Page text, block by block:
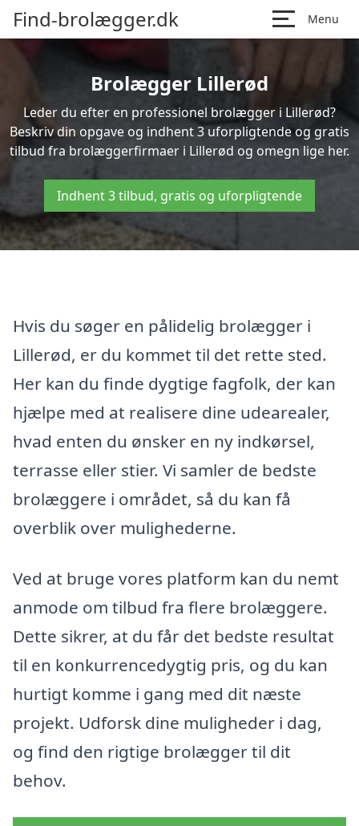
Find-brolægger.dk Menu
Brolægger Lillerød
Leder du efter en professionel brolægger i Lillerød?
Beskriv din opgave og indhent 3 uforpligtende og gratis
tilbud fra brolæggerfirmaer i Lillerød og omegn lige her.
Indhent 3 tilbud, gratis og uforpligtende
Hvis du søger en pålidelig brolægger i
Lillerød, er du kommet til det rette sted.
Her kan du finde dygtige fagfolk, der kan
hjælpe med at realisere dine udearealer,
hvad enten du ønsker en ny indkørsel,
terrasse eller stier. Vi samler de bedste
brolæggere i området, så du kan få
overblik over mulighederne.
Ved at bruge vores platform kan du nemt
anmode om tilbud fra flere brolæggere.
Dette sikrer, at du får det bedste resultat
til en konkurrencedygtig pris, og du kan
hurtigt komme i gang med dit næste
projekt. Udforsk dine muligheder i dag,
og find den rigtige brolægger til dit
behov.